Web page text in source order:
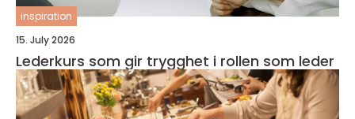
inspiration
15. July 2026
Lederkurs som gir trygghet i rollen som leder